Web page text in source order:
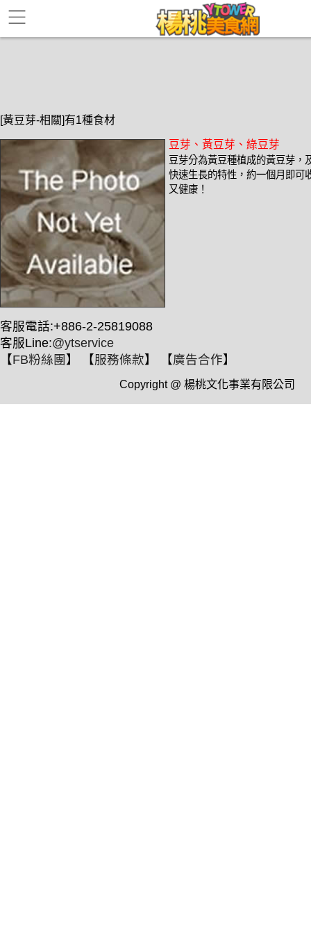
[黃豆芽-相關]有1種食材
豆芽、黃豆芽、綠豆芽
豆芽分為黃豆種植成的黃豆芽，
快速生長的特性，約一個月即可
又健康！
客服電話:+886-2-25819088
客服Line:@ytservice
【FB粉絲團 】 【服務條款】 【廣告合作】
Copyright @ 楊桃文化事業有限公司